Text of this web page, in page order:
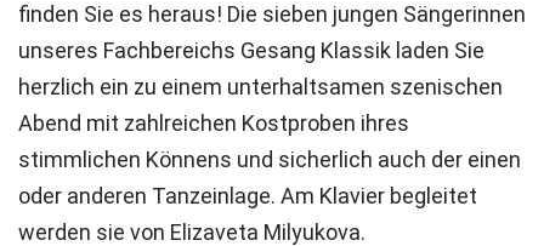
finden Sie es heraus! Die sieben jungen Sängerinnen
unseres Fachbereichs Gesang Klassik laden Sie
herzlich ein zu einem unterhaltsamen szenischen
Abend mit zahlreichen Kostproben ihres
stimmlichen Könnens und sicherlich auch der einen
oder anderen Tanzeinlage. Am Klavier begleitet
werden sie von Elizaveta Milyukova.